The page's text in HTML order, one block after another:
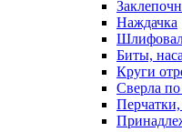
Наждачка
Биты,
Круги
Сверла